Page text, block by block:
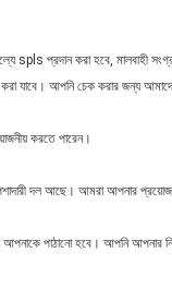
spls প্রদান করা হবে, মালবাহী
যাবে। আপনি চেক করার জন্য
করতে পারেন।
দল আছে। আমরা আপনার
পাঠানো হবে। আপনি আপনার